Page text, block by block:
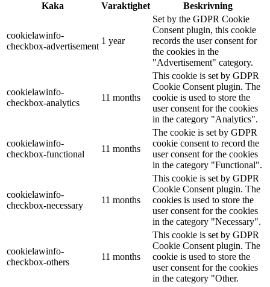
Kaka
Varaktighet Beskrivning
cookielawinfo-
checkbox-advertisement
1 year
Set by the GDPR Cookie
Consent plugin, this cookie
records the user consent for
the cookies in the
"Advertisement" category.
cookielawinfo-
checkbox-analytics
11 months
This cookie is set by GDPR
Cookie Consent plugin. The
cookie is used to store the
user consent for the cookies
in the category "Analytics".
cookielawinfo-
checkbox-functional
11 months
The cookie is set by GDPR
cookie consent to record the
user consent for the cookies
in the category "Functional".
cookielawinfo-
checkbox-necessary
11 months
This cookie is set by GDPR
Cookie Consent plugin. The
cookies is used to store the
user consent for the cookies
in the category "Necessary".
cookielawinfo-
checkbox-others
11 months
This cookie is set by GDPR
Cookie Consent plugin. The
cookie is used to store the
user consent for the cookies
in the category "Other.